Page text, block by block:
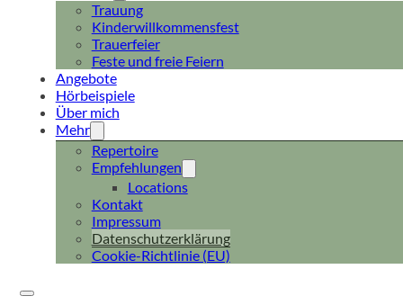
Trauung
Kinderwillkommensfest
Trauerfeier
Feste und freie Feiern
Angebote
Hörbeispiele
Über mich
Mehr
Repertoire
Empfehlungen
Locations
Kontakt
Impressum
Datenschutzerklärung
Cookie-Richtlinie (EU)